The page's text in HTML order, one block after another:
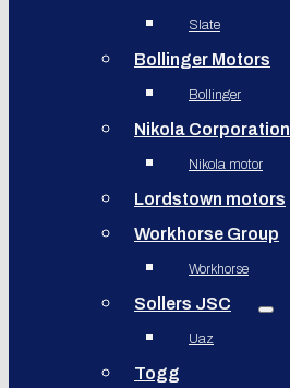
Slate
Bollinger Motors
Bollinger
Nikola Corporation
Nikola motor
Lordstown motors
Workhorse Group
Workhorse
Sollers JSC
Uaz
Togg